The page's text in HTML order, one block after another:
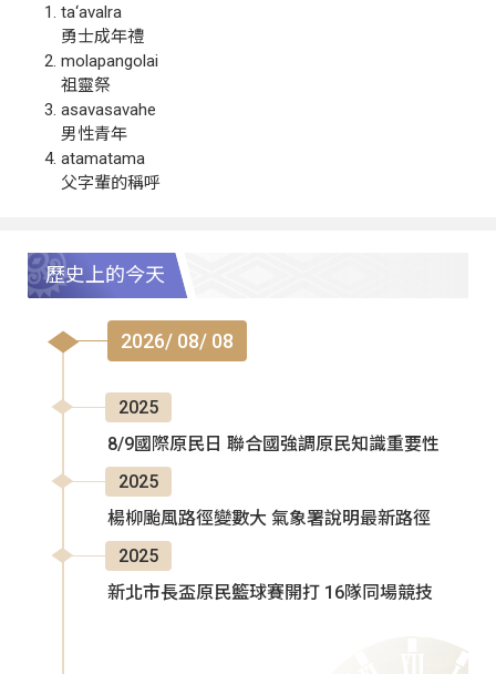
ta‘avalra
勇士成年禮
molapangolai
祖靈祭
asavasavahe
男性青年
atamatama
父字輩的稱呼
歷史上的今天
2026/ 08/ 08
2025
8/9國際原民日 聯合國強調原民知識重要性
2025
楊柳颱風路徑變數大 氣象署說明最新路徑
2025
新北市長盃原民籃球賽開打 16隊同場競技